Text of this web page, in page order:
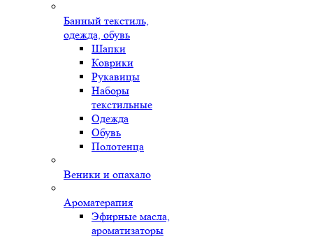
Банный текстиль,
одежда, обувь
Шапки
Коврики
Рукавицы
Наборы
текстильные
Одежда
Обувь
Полотенца
Веники и опахало
Ароматерапия
Эфирные масла,
ароматизаторы